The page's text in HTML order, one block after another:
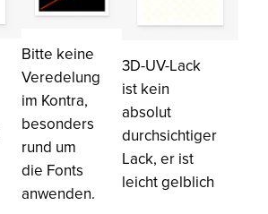
Bitte keine
Veredelung
im Kontra,
besonders
rund um
die Fonts
anwenden.
3D-UV-Lack
ist kein
absolut
durchsichtiger
Lack, er ist
leicht gelblich